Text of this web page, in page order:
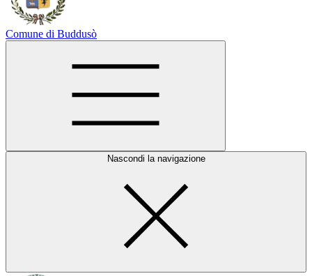
Comune di Buddusò
Nascondi la navigazione